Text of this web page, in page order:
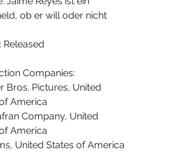
ob er will oder nicht
Released
Companies:
America
America
United States of America